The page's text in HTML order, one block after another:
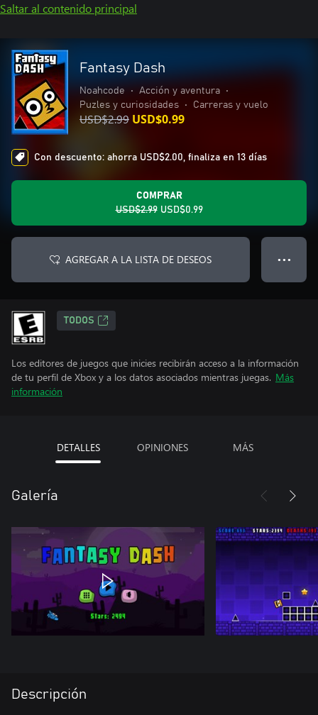
Saltar al contenido principal
Fantasy Dash
Noahcode • Acción y aventura
•
Puzles y curiosidades
• Carreras y vuelo
USD$2.99 USD$0.99
Con descuento: ahorra USD$2.00, finaliza en 13 días
COMPRAR
USD$2.99 USD$0.99
AGREGAR A LA LISTA DE DESEOS ● ● ●
TODOS
Los editores de juegos que inicies recibirán acceso a la información
de tu perfil de Xbox y a los datos asociados mientras juegas. Más
información
DETALLES OPINIONES MÁS
Galería
Descripción